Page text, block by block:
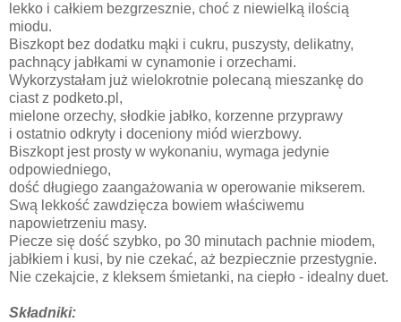
lekko i całkiem bezgrzesznie, choć z niewielką ilością
miodu.
Biszkopt bez dodatku mąki i cukru, puszysty, delikatny,
pachnący jabłkami w cynamonie i orzechami.
Wykorzystałam już wielokrotnie polecaną mieszankę do
ciast z podketo.pl,
mielone orzechy, słodkie jabłko, korzenne przyprawy
i ostatnio odkryty i doceniony miód wierzbowy.
Biszkopt jest prosty w wykonaniu, wymaga jedynie
odpowiedniego,
dość długiego zaangażowania w operowanie mikserem.
Swą lekkość zawdzięcza bowiem właściwemu
napowietrzeniu masy.
Piecze się dość szybko, po 30 minutach pachnie miodem,
jabłkiem i kusi, by nie czekać, aż bezpiecznie przestygnie.
Nie czekajcie, z kleksem śmietanki, na ciepło - idealny duet.
Składniki: